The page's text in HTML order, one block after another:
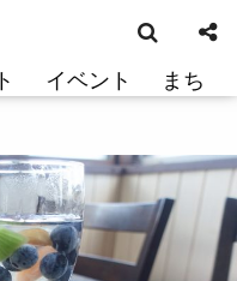
イベント まち
索